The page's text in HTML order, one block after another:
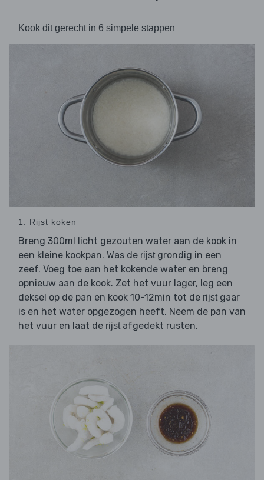
Kook dit gerecht in 6 simpele stappen
1. Rijst koken
Breng 300ml licht gezouten water aan de kook in
een kleine kookpan. Was de rijst grondig in een
zeef. Voeg toe aan het kokende water en breng
opnieuw aan de kook. Zet het vuur lager, leg een
deksel op de pan en kook 10-12min tot de rijst gaar
is en het water opgezogen heeft. Neem de pan van
het vuur en laat de rijst afgedekt rusten.